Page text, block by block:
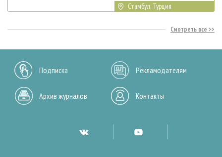
Стамбул, Турция
Смотреть все
Подписка Рекламодателям
Архив журналов Контакты